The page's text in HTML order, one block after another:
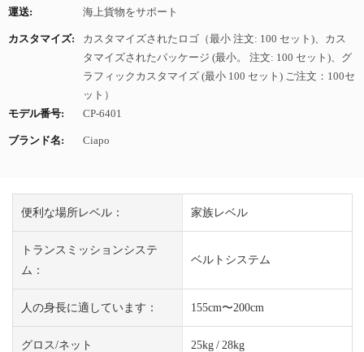
運送:
海上貨物をサポート
カスタマイズ:
カスタマイズされたロゴ（最小 注文: 100 セット)、カス
タマイズされたパッケージ (最小。 注文: 100 セット)、グ
ラフィックカスタマイズ (最小 100 セット) ご注文：100セ
ット）
モデル番号:
CP-6401
ブランド名: Ciapo
便利な場所レベル： 家族レベル
トランスミッションシステ
ム：
ベルトシステム
人の身長に適しています： 155cm〜200cm
グロス/ネット 25kg / 28kg